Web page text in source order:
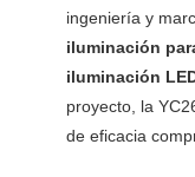
ingeniería y
iluminación
iluminación
proyecto, la
de eficacia